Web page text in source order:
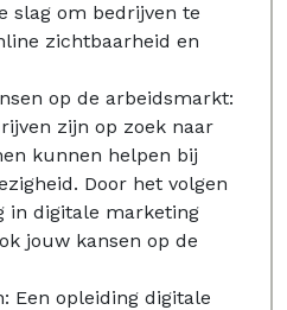
slag om bedrijven te
zichtbaarheid en
op de arbeidsmarkt:
zijn op zoek naar
kunnen helpen bij
Door het volgen
in digitale marketing
jouw kansen op de
Een opleiding digitale